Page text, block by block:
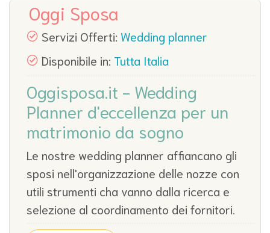
Oggi Sposa
Servizi Offerti: Wedding planner
Disponibile in: Tutta Italia
Oggisposa.it - Wedding
Planner d'eccellenza per un
matrimonio da sogno
Le nostre wedding planner affiancano gli
sposi nell'organizzazione delle nozze con
utili strumenti cha vanno dalla ricerca e
selezione al coordinamento dei fornitori.